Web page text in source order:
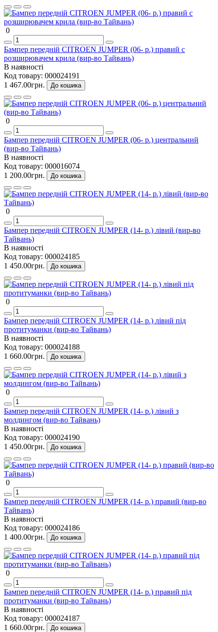
0
Бампер передній CITROEN JUMPER (06- р.) правий с
розширювачем крила (вир-во Тайвань)
В наявності
Код товару: 000024191
1 467.00грн.
До кошика
0
Бампер передній CITROEN JUMPER (06- р.) центральний
(вир-во Тайвань)
В наявності
Код товару: 000016074
1 200.00грн.
До кошика
0
Бампер передній CITROEN JUMPER (14- р.) лівий (вир-во
Тайвань)
В наявності
Код товару: 000024185
1 450.00грн.
До кошика
0
Бампер передній CITROEN JUMPER (14- р.) лівий під
протитуманки (вир-во Тайвань)
В наявності
Код товару: 000024188
1 660.00грн.
До кошика
0
Бампер передній CITROEN JUMPER (14- р.) лівий з
молдингом (вир-во Тайвань)
В наявності
Код товару: 000024190
1 450.00грн.
До кошика
0
Бампер передній CITROEN JUMPER (14- р.) правий (вир-во
Тайвань)
В наявності
Код товару: 000024186
1 400.00грн.
До кошика
0
Бампер передній CITROEN JUMPER (14- р.) правий під
протитуманки (вир-во Тайвань)
В наявності
Код товару: 000024187
1 660.00грн.
До кошика